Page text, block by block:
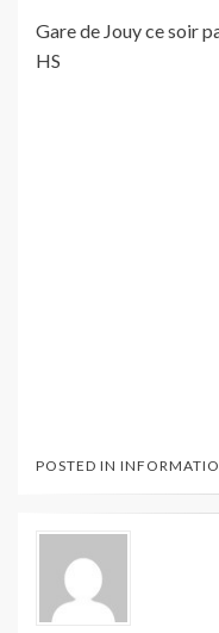
Gare de Jouy ce soir
HS
POSTED IN